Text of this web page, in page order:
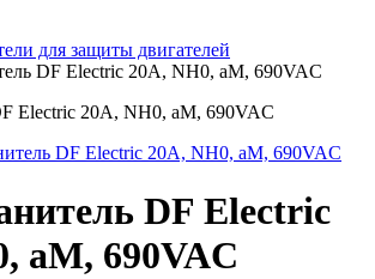
для защиты двигателей
DF Electric 20A, NH0, aM, 690VAC
Electric 20A, NH0, aM, 690VAC
DF Electric
aM, 690VAC